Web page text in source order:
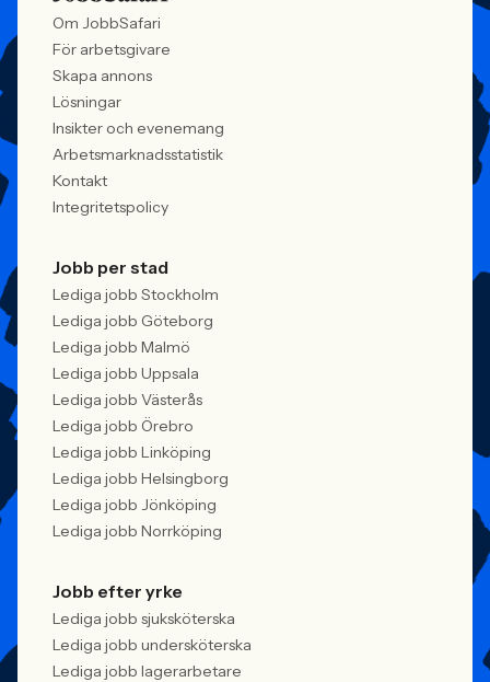
Om JobbSafari
För arbetsgivare
Skapa annons
Lösningar
Insikter och evenemang
Arbetsmarknadsstatistik
Kontakt
Integritetspolicy
Jobb per stad
Lediga jobb Stockholm
Lediga jobb Göteborg
Lediga jobb Malmö
Lediga jobb Uppsala
Lediga jobb Västerås
Lediga jobb Örebro
Lediga jobb Linköping
Lediga jobb Helsingborg
Lediga jobb Jönköping
Lediga jobb Norrköping
Jobb efter yrke
Lediga jobb sjuksköterska
Lediga jobb undersköterska
Lediga jobb lagerarbetare